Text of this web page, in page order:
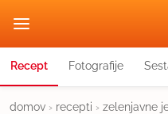
Recept Fotografije
domov › recepti › zelenjavne